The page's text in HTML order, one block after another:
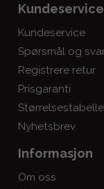
Kundeservice
Kundeservice
Spørsmål og
Registrere retur
Prisgaranti
Nyhetsbrev
Informasjon
Om oss